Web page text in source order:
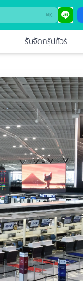
⌘K
รับจัดกรุ๊ปทัวร์